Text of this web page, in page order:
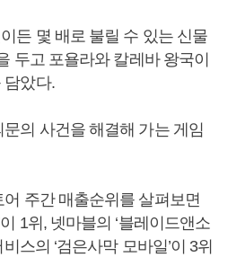
든 몇 배로 불릴 수 있는 신물
두고 포욜라와 칼레바 왕국이
담았다.
의 사건을 해결해 가는 게임
주간 매출순위를 살펴보면
1위, 넷마블의 ‘블레이드앤소
스의 ‘검은사막 모바일’이 3위